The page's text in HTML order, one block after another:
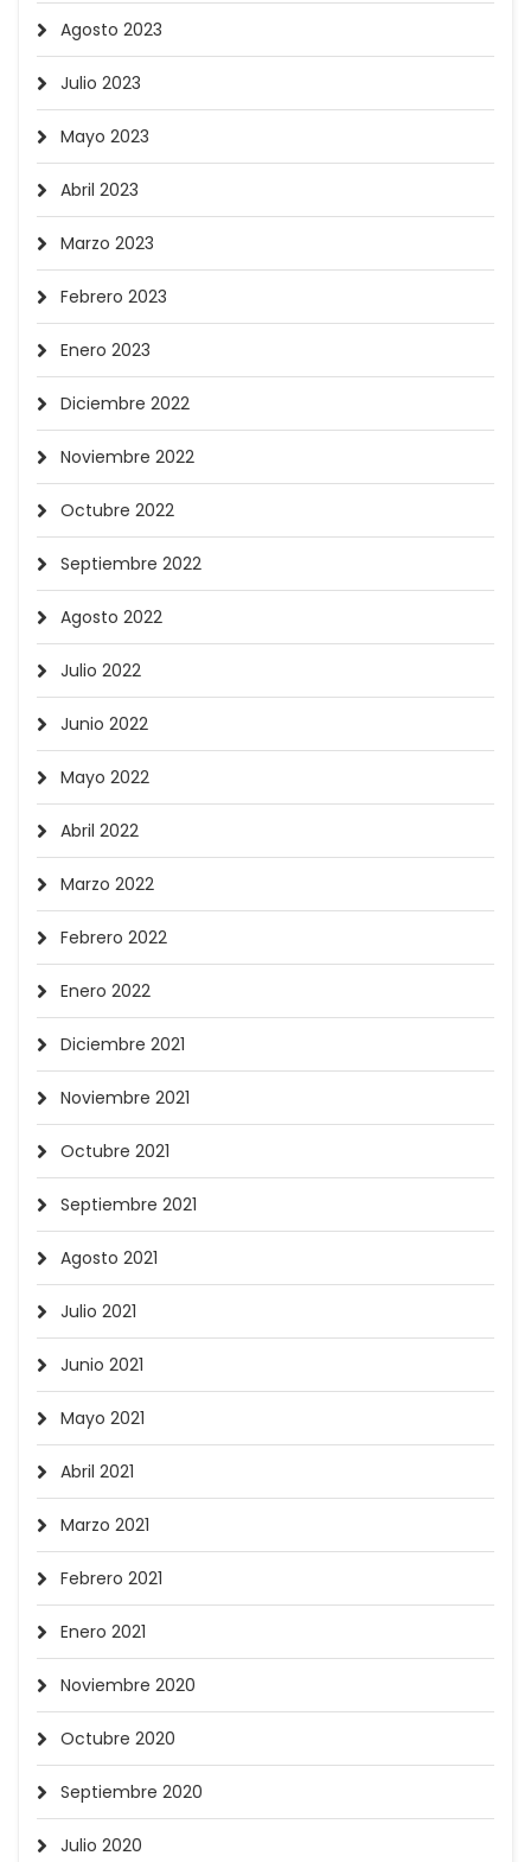
Agosto 2023
Julio 2023
Mayo 2023
Abril 2023
Marzo 2023
Febrero 2023
Enero 2023
Diciembre 2022
Noviembre 2022
Octubre 2022
Septiembre 2022
Agosto 2022
Julio 2022
Junio 2022
Mayo 2022
Abril 2022
Marzo 2022
Febrero 2022
Enero 2022
Diciembre 2021
Noviembre 2021
Octubre 2021
Septiembre 2021
Agosto 2021
Julio 2021
Junio 2021
Mayo 2021
Abril 2021
Marzo 2021
Febrero 2021
Enero 2021
Noviembre 2020
Octubre 2020
Septiembre 2020
Julio 2020